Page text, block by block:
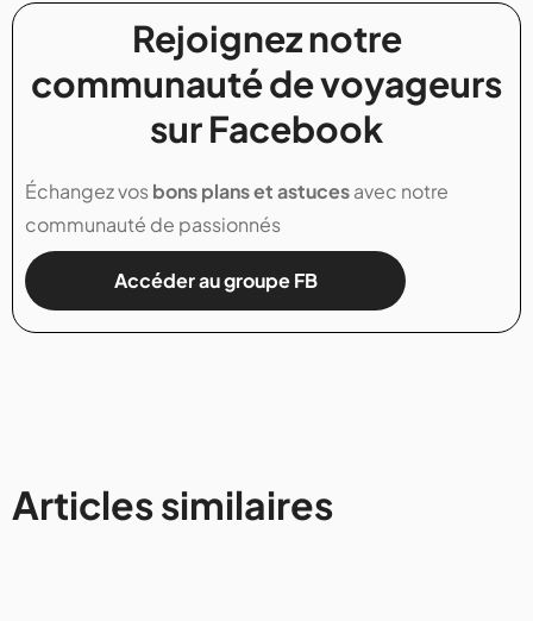
Rejoignez notre
communauté de voyageurs
sur Facebook
Échangez vosbons plans et astucesavec notre
communauté de passionnés
Accéder au groupe FB
Articles similaires